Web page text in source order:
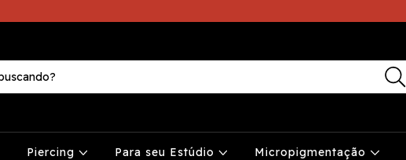
Piercing Para seu Estúdio Micropigmentação